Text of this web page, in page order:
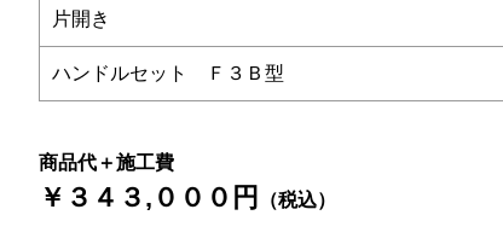
片開き
ハンドルセット Ｆ３Ｂ型
商品代＋施工費
￥３４３,０００円 （税込）